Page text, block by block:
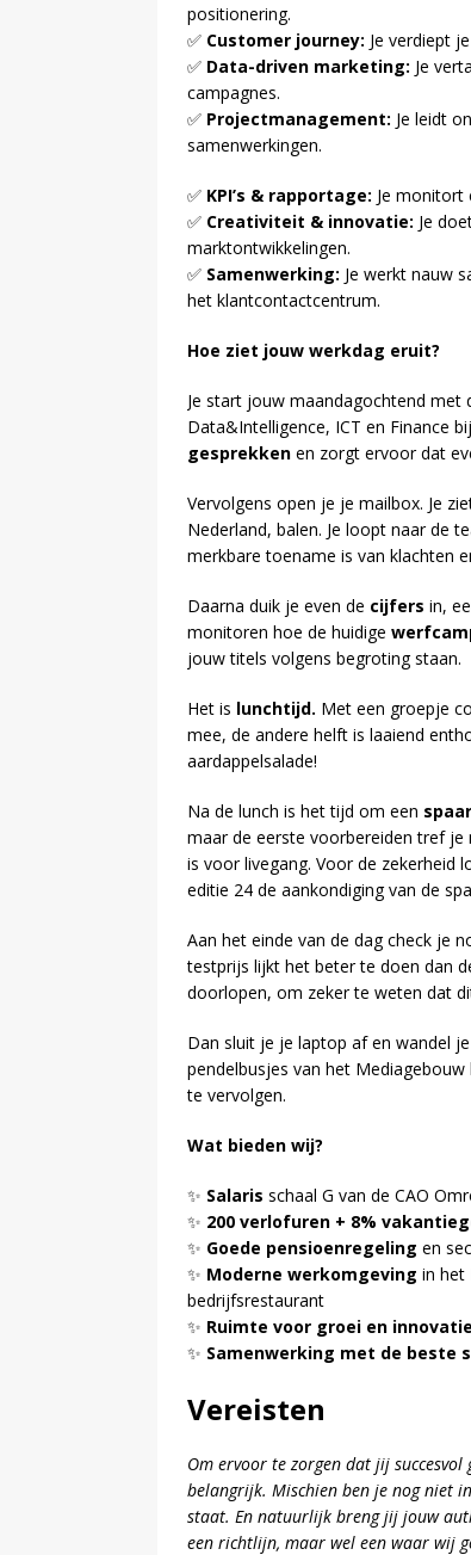
positionering.
✅ Customer journey: Je verdiept
✅ Data-driven marketing: Je
campagnes.
✅ Projectmanagement: Je leidt
samenwerkingen.
✅ KPI’s & rapportage: Je monitort
✅ Creativiteit & innovatie: Je
marktontwikkelingen.
✅ Samenwerking: Je werkt nauw
het klantcontactcentrum.
Hoe ziet jouw werkdag eruit?
Je start jouw maandagochtend met
Data&Intelligence, ICT en Finance
gesprekken en zorgt ervoor dat
Vervolgens open je je mailbox. Je
Nederland, balen. Je loopt naar de
merkbare toename is van klachten
Daarna duik je even de cijfers in,
monitoren hoe de huidige
jouw titels volgens begroting staan.
Het is lunchtijd. Met een groepje
mee, de andere helft is laaiend
aardappelsalade!
Na de lunch is het tijd om een
maar de eerste voorbereiden tref je
is voor livegang. Voor de zekerheid
editie 24 de aankondiging van de
Aan het einde van de dag check je
testprijs lijkt het beter te doen dan
doorlopen, om zeker te weten dat
Dan sluit je je laptop af en wandel
pendelbusjes van het
te vervolgen.
Wat bieden wij?
✨ Salaris schaal G van de CAO
✨ 200 verlofuren + 8%
✨ Goede pensioenregeling en
✨ Moderne werkomgeving in het
bedrijfsrestaurant
✨ Ruimte voor groei en innovatie
✨ Samenwerking met de beste
Vereisten
Om ervoor te zorgen dat jij
belangrijk. Mischien ben je nog niet
staat. En natuurlijk breng jij jouw
een richtlijn, maar wel een waar wij